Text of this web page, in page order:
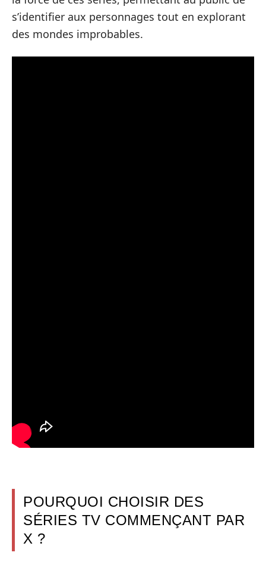
s’identifier aux personnages tout en explorant
des mondes improbables.
POURQUOI CHOISIR DES
SÉRIES TV COMMENÇANT PAR
X ?